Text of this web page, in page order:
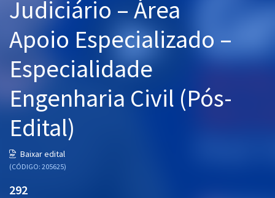
OAB
Mentorias
Questões grátis
Aprovados
Atendimento
Judiciário – Área
Apoio Especializado –
Especialidade
Engenharia Civil (Pós-
Edital)
Baixar edital
(CÓDIGO: 205625)
292